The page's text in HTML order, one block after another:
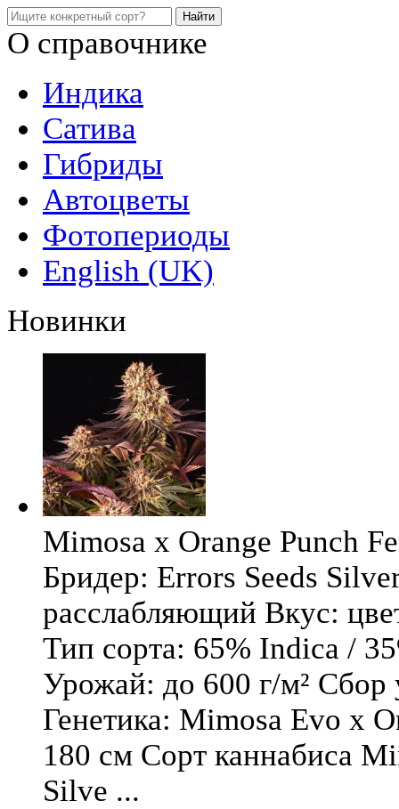
О справочнике
Индика
Сатива
Гибриды
Автоцветы
Фотопериоды
English (UK)
Новинки
Mimosa x Orange Punch
Бридер: Errors Seeds
расслабляющий Вкус:
Тип сорта: 65% Indica /
Урожай: до 600 г/м² Сбор
Генетика: Mimosa Evo x
180 см Сорт каннабиса
Silve ...